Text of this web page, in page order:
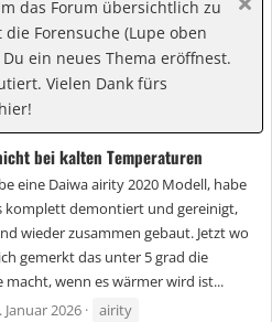
das Forum übersichtlich zu
Forensuche (Lupe oben
ein neues Thema eröffnest.
Vielen Dank fürs
bei kalten Temperaturen
eine Daiwa airity 2020 Modell, habe
komplett demontiert und gereinigt,
wieder zusammen gebaut. Jetzt wo
gemerkt das unter 5 grad die
wenn es wärmer wird ist...
Januar 2026
airity